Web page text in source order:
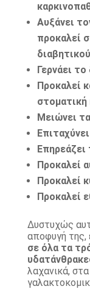
Αυξάνει
προκαλεί
Γερνάει
Προκαλεί
στοματική
Μειώνει
Επηρεάζει
Προκαλεί
Προκαλεί
Προκαλεί
Δυστυχώς
αποφυγή της,
σε όλα τα
λαχανικά,